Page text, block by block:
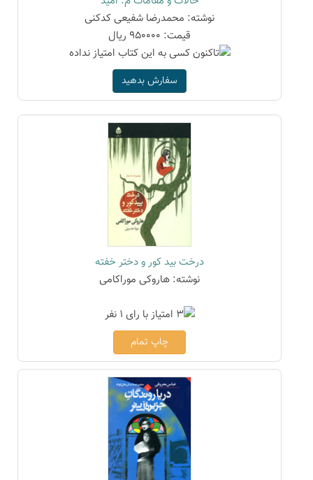
نوشته: محمدرضا شفیعی کدکنی
قیمت: 950000 ریال
سفارش بدهید
درخت بید کور و دختر خفته
نوشته: هاروکی موراکامی
چاپ تمام